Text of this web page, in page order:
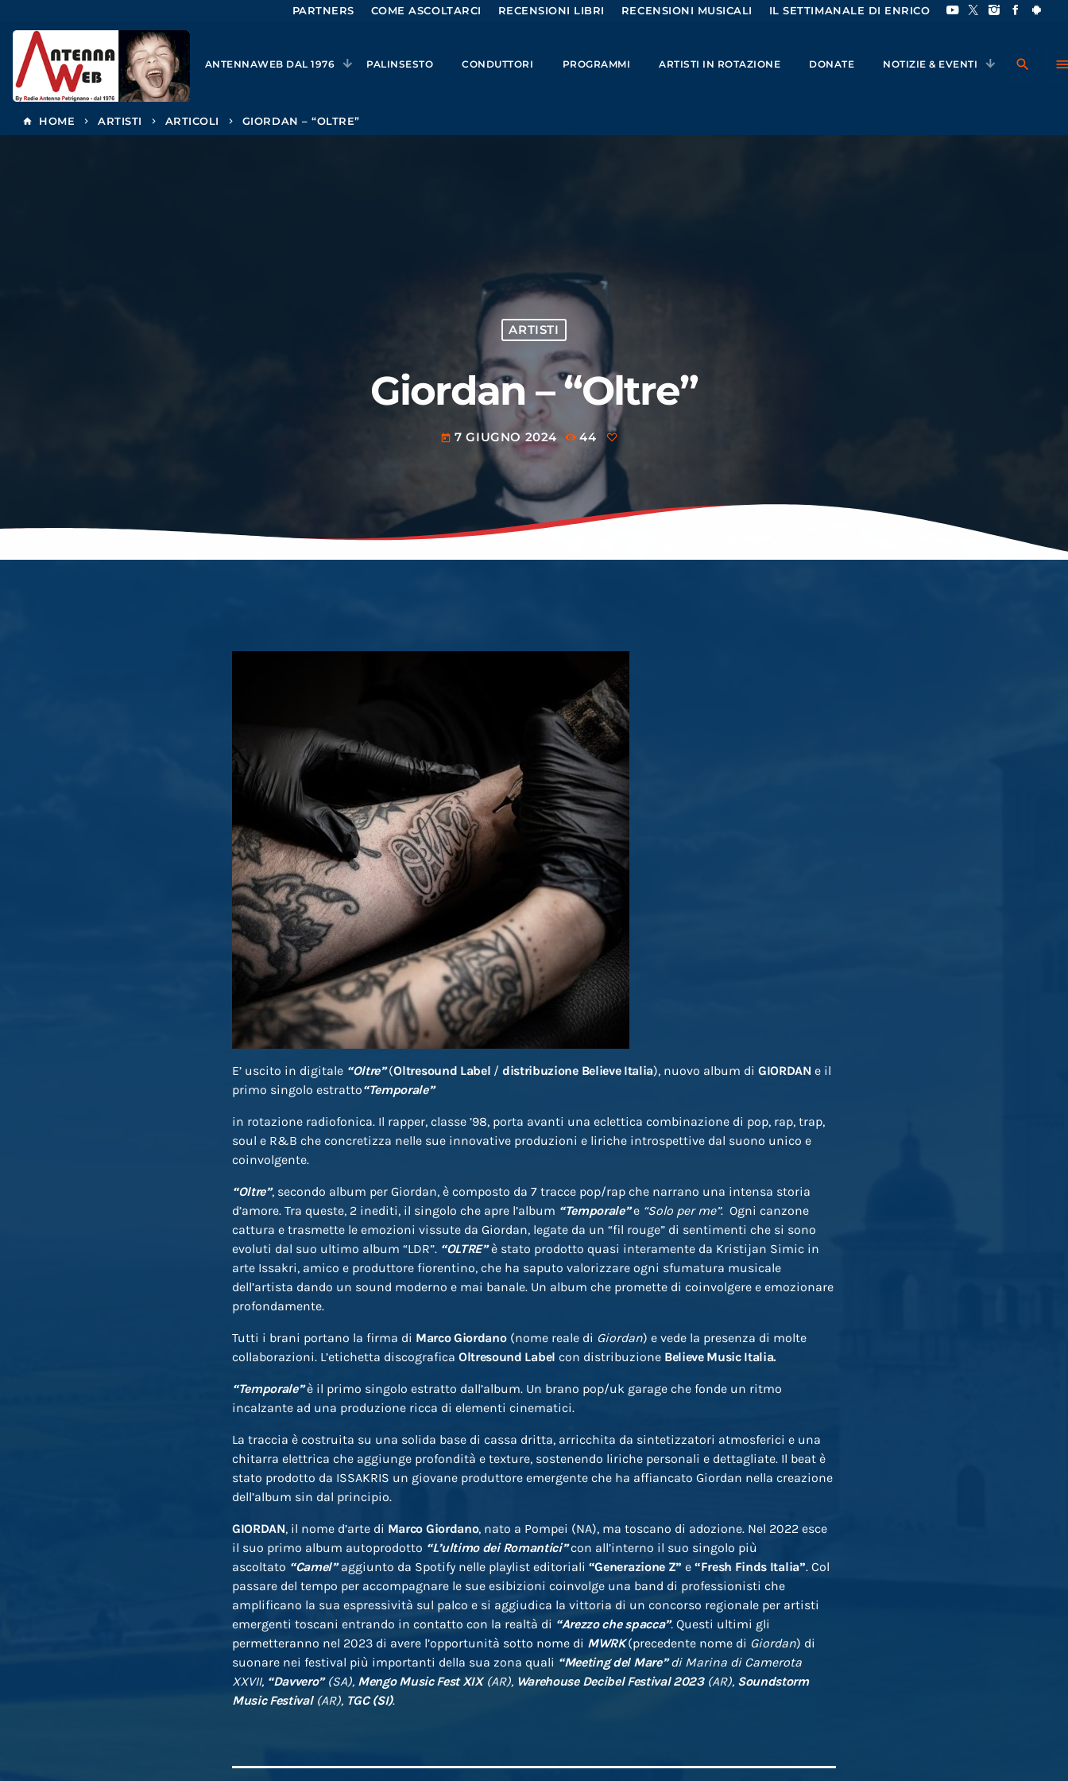
PARTNERS COME ASCOLTARCI RECENSIONI LIBRI RECENSIONI MUSICALI IL SETTIMANALE DI ENRICO
ANTENNAWEB DAL 1976 PALINSESTO CONDUTTORI PROGRAMMI ARTISTI IN ROTAZIONE DONATE NOTIZIE & EVENTI search
home HOME keyboard_arrow_right ARTISTI keyboard_arrow_right ARTICOLI keyboard_arrow_right GIORDAN – “OLTRE”
ARTISTI
Giordan – “Oltre”
today 7 GIUGNO 2024 44
E’ uscito in digitale “Oltre”(Oltresound Label /distribuzione Believe Italia), nuovo album diGIORDAN e il
primo singolo estratto“Temporale”
in rotazione radiofonica. Il rapper, classe ’98, porta avanti una eclettica combinazione di pop, rap, trap,
soul e R&B che concretizza nelle sue innovative produzioni e liriche introspettive dal suono unico e
coinvolgente.
“Oltre”, secondo album per Giordan, è composto da 7 tracce pop/rap che narrano una intensa storia
d’amore. Tra queste, 2 inediti, il singolo che apre l’album “Temporale”e “Solo per me”. Ogni canzone
cattura e trasmette le emozioni vissute da Giordan, legate da un “fil rouge” di sentimenti che si sono
evoluti dal suo ultimo album “LDR”. “OLTRE”è stato prodotto quasi interamente da Kristijan Simic in
arte Issakri, amico e produttore fiorentino, che ha saputo valorizzare ogni sfumatura musicale
dell’artista dando un sound moderno e mai banale. Un album che promette di coinvolgere e emozionare
profondamente.
Tutti i brani portano la firma di Marco Giordano(nome reale di Giordan) e vede la presenza di molte
collaborazioni. L’etichetta discografica Oltresound Label con distribuzione Believe Music Italia.
“Temporale”è il primo singolo estratto dall’album. Un brano pop/uk garage che fonde un ritmo
incalzante ad una produzione ricca di elementi cinematici.
La traccia è costruita su una solida base di cassa dritta, arricchita da sintetizzatori atmosferici e una
chitarra elettrica che aggiunge profondità e texture, sostenendo liriche personali e dettagliate. Il beat è
stato prodotto da ISSAKRIS un giovane produttore emergente che ha affiancato Giordan nella creazione
dell’album sin dal principio.
GIORDAN, il nome d’arte di Marco Giordano, nato a Pompei (NA), ma toscano di adozione. Nel 2022 esce
il suo primo album autoprodotto “L’ultimo dei Romantici”con all’interno il suo singolo più
ascoltato “Camel”aggiunto da Spotify nelle playlist editoriali “Generazione Z” e “Fresh Finds Italia”. Col
passare del tempo per accompagnare le sue esibizioni coinvolge una band di professionisti che
amplificano la sua espressività sul palco e si aggiudica la vittoria di un concorso regionale per artisti
emergenti toscani entrando in contatto con la realtà di “Arezzo che spacca”.Questi ultimi gli
permetteranno nel 2023 di avere l’opportunità sotto nome di MWRK (precedente nome di Giordan) di
suonare nei festival più importanti della sua zona quali “Meeting del Mare”di Marina di Camerota
XXVII, “Davvero” (SA), Mengo Music Fest XIX(AR), Warehouse Decibel Festival 2023(AR), Soundstorm
Music Festival(AR), TGC (SI).